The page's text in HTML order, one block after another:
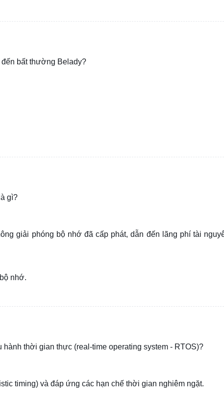
đến bất thường Belady?
gì?
giải phóng bộ nhớ đã cấp phát, dẫn đến lãng phí tài
nhớ.
thời gian thực (real-time operating system - RTOS)?
timing) và đáp ứng các hạn chế thời gian nghiêm ngặt.